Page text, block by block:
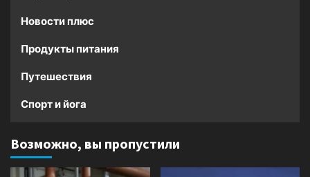
Новости плюс
Продукты питания
Путешествия
Спорт и йога
Возможно, вы пропустили